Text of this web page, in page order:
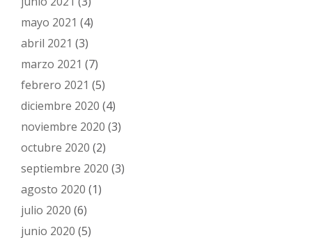
mayo 2021 (4)
abril 2021 (3)
marzo 2021 (7)
febrero 2021 (5)
diciembre 2020 (4)
noviembre 2020 (3)
octubre 2020 (2)
septiembre 2020 (3)
agosto 2020 (1)
julio 2020 (6)
junio 2020 (5)